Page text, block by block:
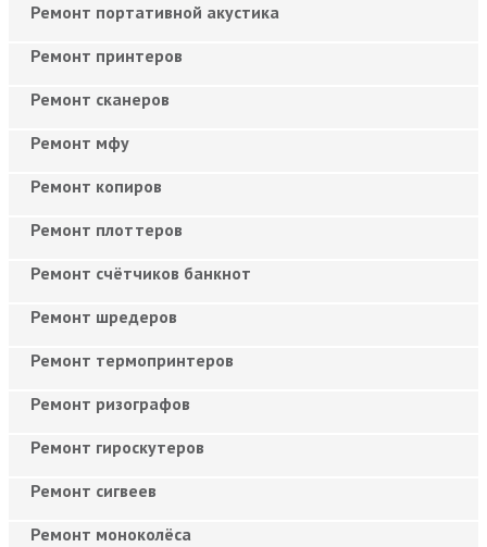
Ремонт портативной акустика
Ремонт принтеров
Ремонт сканеров
Ремонт мфу
Ремонт копиров
Ремонт плоттеров
Ремонт счётчиков банкнот
Ремонт шредеров
Ремонт термопринтеров
Ремонт ризографов
Ремонт гироскутеров
Ремонт сигвеев
Ремонт моноколёса